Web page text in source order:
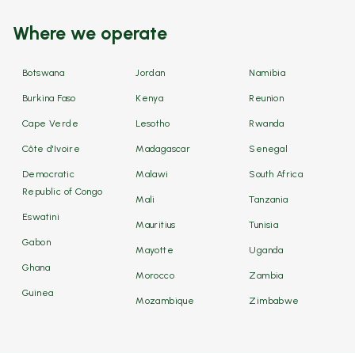
Where we operate
Botswana
Burkina Faso
Cape Verde
Côte d'Ivoire
Democratic
Republic of Congo
Eswatini
Gabon
Ghana
Guinea
Jordan
Kenya
Lesotho
Madagascar
Malawi
Mali
Mauritius
Mayotte
Morocco
Mozambique
Namibia
Reunion
Rwanda
Senegal
South Africa
Tanzania
Tunisia
Uganda
Zambia
Zimbabwe